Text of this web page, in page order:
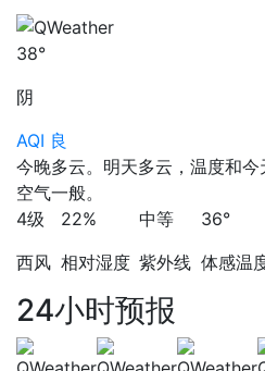
38°
阴
AQI 良
今晚多云。明天多云，温度和
空气一般。
4级
西风
22%
相对湿度
中等
紫外线
36°
体感温
24小时预报